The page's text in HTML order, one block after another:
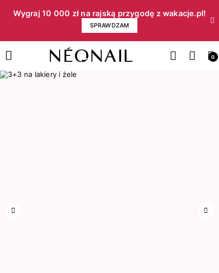
Wygraj 10 000 zł na rajską przygodę z wakacje.pl!​
SPRAWDZAM
0